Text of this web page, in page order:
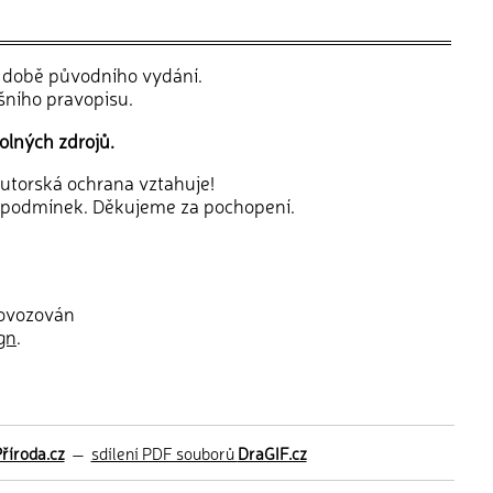
původního vydání.
pravopisu.
zdrojů.
ochrana vztahuje!
Děkujeme za pochopení.
.
— sdílení PDF souborůDraGIF.cz